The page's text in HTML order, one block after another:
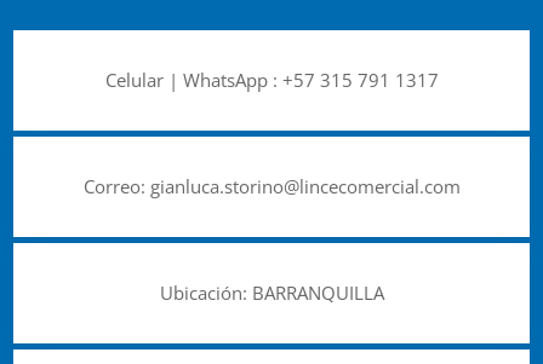
Celular | WhatsApp : +57 315 791 1317
Correo: gianluca.storino@lincecomercial.com
Ubicación: BARRANQUILLA